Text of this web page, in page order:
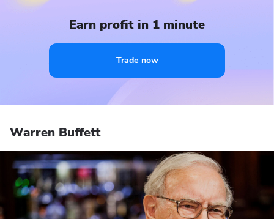
Earn profit in 1 minute
Trade now
Warren Buffett